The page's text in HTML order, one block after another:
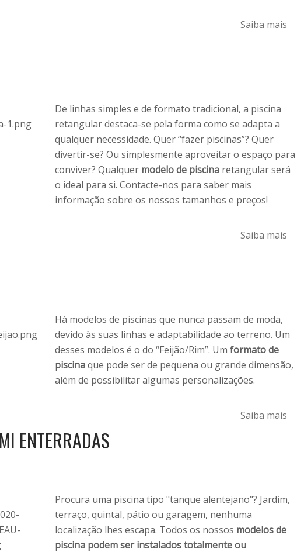
Saiba mais
De linhas simples e de formato tradicional, a piscina
retangular destaca-se pela forma como se adapta a
qualquer necessidade. Quer “fazer piscinas”? Quer
divertir-se? Ou simplesmente aproveitar o espaço para
conviver? Qualquer modelo de piscina retangular será
o ideal para si. Contacte-nos para saber mais
informação sobre os nossos tamanhos e preços!
Saiba mais
Há modelos de piscinas que nunca passam de moda,
devido às suas linhas e adaptabilidade ao terreno. Um
desses modelos é o do “Feijão/Rim”. Umformato de
piscinaque pode ser de pequena ou grande dimensão,
além de possibilitar algumas personalizações.
Saiba mais
ENTERRADAS
Procura uma piscina tipo "tanque alentejano"? Jardim,
terraço, quintal, pátio ou garagem, nenhuma
localização lhes escapa. Todos os nossos modelos de
piscina podem ser instalados totalmente ou